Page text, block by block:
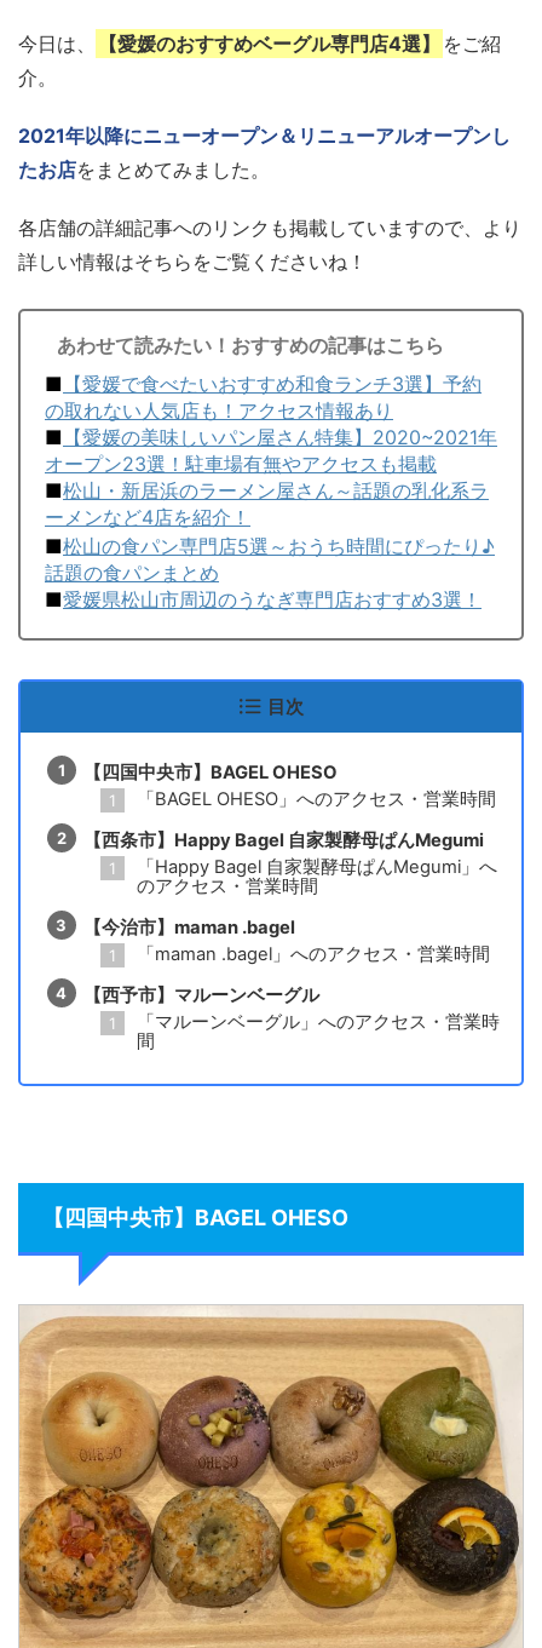
今日は、 【愛媛のおすすめベーグル専門店4選】
をご紹
介。
2021年以降にニューオープン＆リニューアルオープンし
たお店をまとめてみました。
各店舗の詳細記事へのリンクも掲載していますので、より
詳しい情報はそちらをご覧くださいね！
あわせて読みたい！おすすめの記事はこちら
■ 【愛媛で食べたいおすすめ和食ランチ3選】予約
の取れない人気店も！アクセス情報あり
■ 【愛媛の美味しいパン屋さん特集】2020~2021年
オープン23選！駐車場有無やアクセスも掲載
■松山・新居浜のラーメン屋さん～話題の乳化系ラ
ーメンなど4店を紹介！
■松山の食パン専門店5選～おうち時間にぴったり♪
話題の食パンまとめ
■愛媛県松山市周辺のうなぎ専門店おすすめ3選！
目次
【四国中央市】BAGEL OHESO
「BAGEL OHESO」へのアクセス・営業時間
【西条市】Happy Bagel 自家製酵母ぱんMegumi
「Happy Bagel 自家製酵母ぱんMegumi」へ
のアクセス・営業時間
【今治市】maman .bagel
「maman .bagel」へのアクセス・営業時間
【西予市】マルーンベーグル
「マルーンベーグル」へのアクセス・営業時
間
【四国中央市】BAGEL OHESO